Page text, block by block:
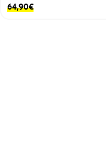
64,90€